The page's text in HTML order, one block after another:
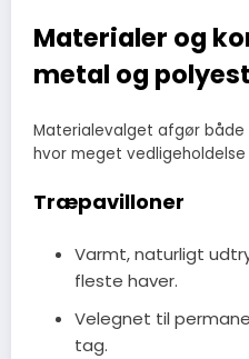
Materialer og
metal og
Materialevalget afgør både
hvor meget
Træpavilloner
Varmt, naturligt
fleste haver.
Velegnet til
tag.